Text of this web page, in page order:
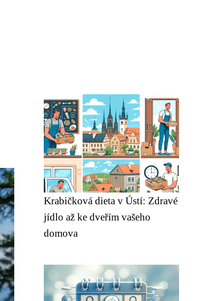
Krabičková dieta v Ústí: Zdravé
jídlo až ke dveřím vašeho
domova